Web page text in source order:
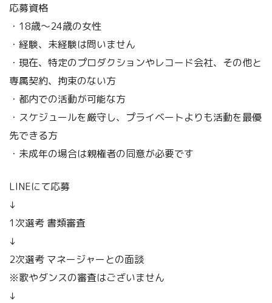
応募資格
・18歳～24歳の女性
・経験、未経験は問いません
・現在、特定のプロダクションやレコード会社、その他と
専属契約、拘束のない方
・都内での活動が可能な方
・スケジュールを厳守し、プライベートよりも活動を最優
先できる方
・未成年の場合は親権者の同意が必要です
LINEにて応募
↓
1次選考 書類審査
↓
2次選考 マネージャーとの面談
※歌やダンスの審査はございません
↓